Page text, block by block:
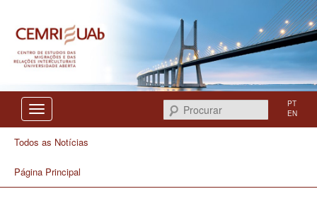
CEMRI
Procurar
PT
EN
Todos as Notícias
Página Principal